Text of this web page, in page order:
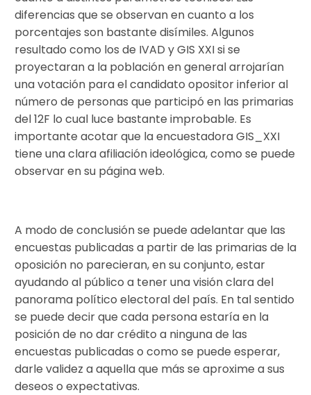
diferencias que se observan en cuanto a los
porcentajes son bastante disímiles. Algunos
resultado como los de IVAD y GIS XXI si se
proyectaran a la población en general arrojarían
una votación para el candidato opositor inferior al
número de personas que participó en las primarias
del 12F lo cual luce bastante improbable. Es
importante acotar que la encuestadora GIS_XXI
tiene una clara afiliación ideológica, como se puede
observar en su página web.
A modo de conclusión se puede adelantar que las
encuestas publicadas a partir de las primarias de la
oposición no parecieran, en su conjunto, estar
ayudando al público a tener una visión clara del
panorama político electoral del país. En tal sentido
se puede decir que cada persona estaría en la
posición de no dar crédito a ninguna de las
encuestas publicadas o como se puede esperar,
darle validez a aquella que más se aproxime a sus
deseos o expectativas.